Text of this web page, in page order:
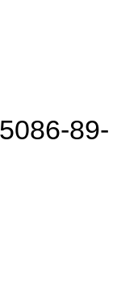
89-